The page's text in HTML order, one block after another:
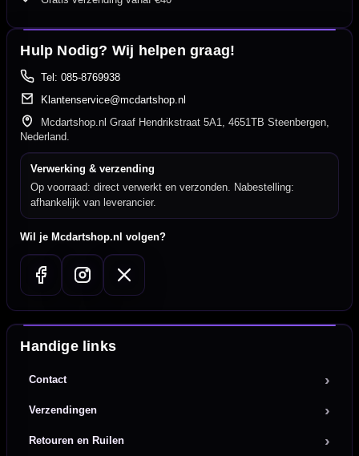
Hulp Nodig? Wij helpen graag!
Tel: 085-8769938
Klantenservice@mcdartshop.nl
Mcdartshop.nl Graaf Hendrikstraat 5A1, 4651TB Steenbergen,
Nederland.
Verwerking & verzending
Op voorraad: direct verwerkt en verzonden. Nabestelling:
afhankelijk van leverancier.
Wil je Mcdartshop.nl volgen?
Handige links
Contact
Verzendingen
Retouren en Ruilen